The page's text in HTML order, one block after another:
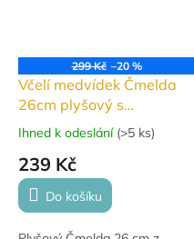
299 Kč –20 %
Včelí medvídek Čmelda
26cm plyšový s
písničkami
Průměrné
produktu
je
5,0
Ihned k odeslání (>5 ks)
239 Kč
Do košíku